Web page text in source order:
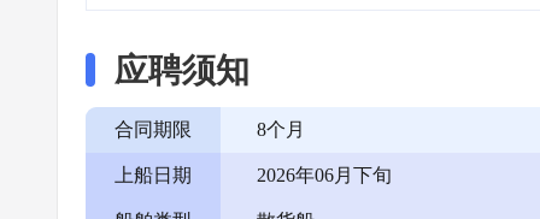
应聘须知
合同期限 8个月
上船日期 2026年06月下旬